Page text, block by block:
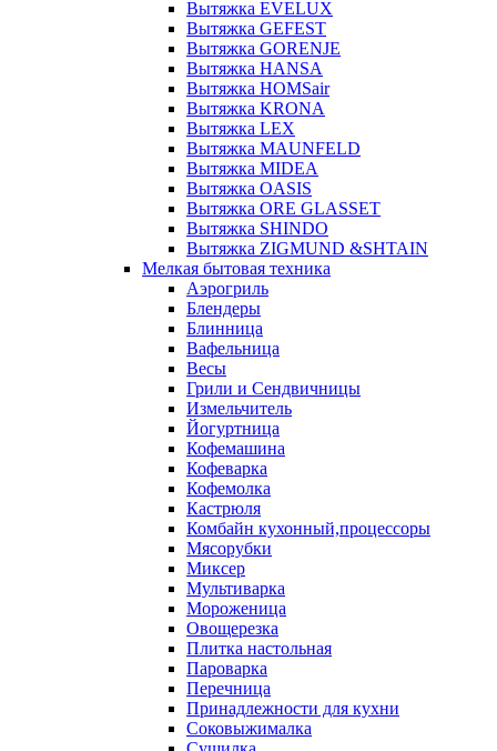
Вытяжка EVELUX
Вытяжка GEFEST
Вытяжка GORENJE
Вытяжка HANSA
Вытяжка HOMSair
Вытяжка KRONA
Вытяжка LEX
Вытяжка MAUNFELD
Вытяжка MIDEA
Вытяжка OASIS
Вытяжка ORE GLASSET
Вытяжка SHINDO
Вытяжка ZIGMUND &SHTAIN
Мелкая бытовая техника
Аэрогриль
Блендеры
Блинница
Вафельница
Весы
Грили и Сендвичницы
Измельчитель
Йогуртница
Кофемашина
Кофеварка
Кофемолка
Кастрюля
Комбайн кухонный,процессоры
Мясорубки
Миксер
Мультиварка
Мороженица
Овощерезка
Плитка настольная
Пароварка
Перечница
Принадлежности для кухни
Соковыжималка